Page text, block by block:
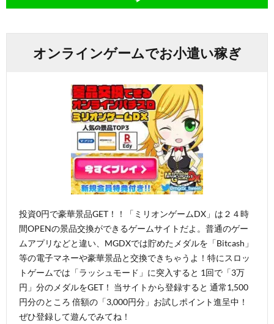
オンラインゲームでお小遣い稼ぎ
投資0円で豪華景品GET！！「ミリオンゲームDX」は２４時
間OPENの景品交換ができるゲームサイトだよ。普通のゲー
ムアプリなどと違い、MGDXでは貯めたメダルを「Bitcash」
等の電子マネーや豪華景品と交換できちゃうよ！特にスロッ
トゲームでは「ラッシュモード」に突入すると 1回で「3万
円」分のメダルをGET！ 当サイトから登録すると 通常1,500
円分のところ 倍額の「3,000円分」お試しポイント進呈中！
ぜひ登録して遊んでみてね！